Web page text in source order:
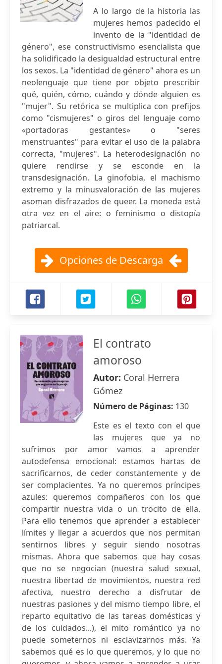
A lo largo de la historia las
mujeres hemos padecido el
invento de la "identidad de
género", ese constructivismo esencialista que
ha solidificado la desigualdad estructural entre
los sexos. La "identidad de género" ahora es un
neolenguaje que tiene por objeto prescribir
qué, quién, cómo, cuándo y dónde alguien es
"mujer". Su retórica se multiplica con prefijos
como "cismujeres" o giros del lenguaje como
«portadoras gestantes» o "seres
menstruantes" para evitar el uso de la palabra
correcta, "mujeres". La heterodesignación no
quiere rendirse y se esconde en la
transdesignación. La ginofobia, el machismo
extremo y la minusvaloración de las mujeres
asoman disfrazados de queer. La moneda está
otra vez en el aire: o feminismo o distopía
patriarcal.
Opciones de Descarga
El contrato
amoroso
Autor: Coral Herrera
Gómez
Número de Páginas: 130
Este es el texto con el que
las mujeres que ya no
sufrimos por amor vamos a aprender
autodefensa emocional: estamos hartas de
sacrificarnos, de ceder constantemente y de
ser complacientes. Ya no queremos príncipes
azules: queremos compañeros con los que
compartir nuestra vida o un trocito de ella.
Para ello tenemos que aprender a establecer
límites y llegar a acuerdos que nos permitan
sentirnos libres y seguir siendo nosotras
mismas. Ahora que sabemos que hay cosas
que no se negocian (nuestra salud sexual,
nuestra libertad de movimientos, nuestra red
afectiva, nuestro derecho a disfrutar de
nuestras pasiones y del mismo tiempo libre, el
reparto equitativo de las tareas domésticas y
de los cuidados...), el mito romántico ya no
puede someternos ni esclavizarnos más. Ya
sabemos qué es lo que queremos, y lo que no